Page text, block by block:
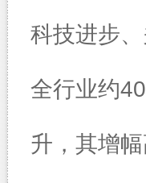
科技进步
全行业约
升，其增